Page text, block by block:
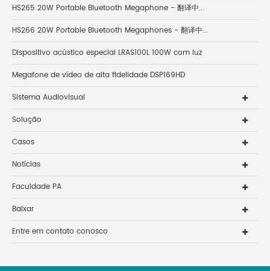
HS265 20W Portable Bluetooth Megaphone - 翻译中...
HS266 20W Portable Bluetooth Megaphones - 翻译中...
Dispositivo acústico especial LRAS100L 100W com luz
Megafone de vídeo de alta fidelidade DSP169HD
Sistema Audiovisual
Solução
Casos
Notícias
Faculdade PA
Baixar
Entre em contato conosco